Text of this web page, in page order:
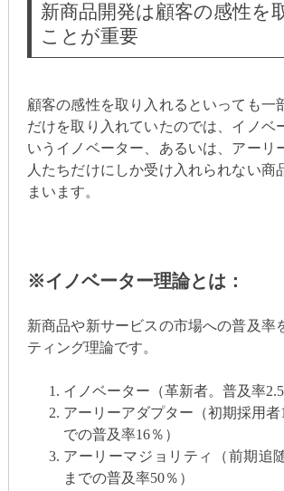
新商品開発は顧客の感性を
ことが重要
顧客の感性を取り入れるといっても一
だけを取り入れていたのでは、イノ
いうイノベーター、あるいは、アーリ
人たちだけにしか受け入れられない商
まいます。
※イノベーター理論とは：
新商品や新サービスの市場への普及率
ティング理論です。
イノベーター（革新者。普及率2.5
アーリーアダプター（初期採用者
での普及率16％）
アーリーマジョリティ（前期追
までの普及率50％）